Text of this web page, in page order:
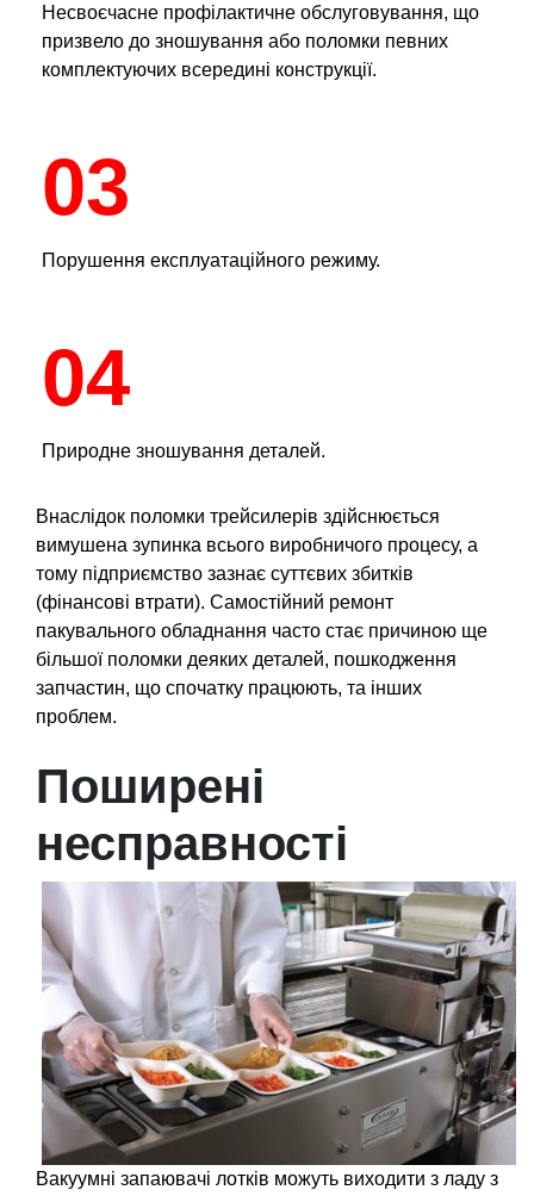
Несвоєчасне профілактичне обслуговування, що
призвело до зношування або поломки певних
комплектуючих всередині конструкції.
03
Порушення експлуатаційного режиму.
04
Природне зношування деталей.
Внаслідок поломки трейсилерів здійснюється
вимушена зупинка всього виробничого процесу, а
тому підприємство зазнає суттєвих збитків
(фінансові втрати). Самостійний ремонт
пакувального обладнання часто стає причиною ще
більшої поломки деяких деталей, пошкодження
запчастин, що спочатку працюють, та інших
проблем.
Поширені
несправності
Вакуумні запаювачі лотків можуть виходити з ладу з